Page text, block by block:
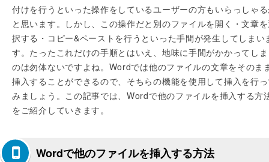
付けを行うといった操作をしているユーザーの方もいらっしゃ
と思います。しかし、この操作だと別のファイルを開く・文章
択する・コピー&ペーストを行うといった手間が発生してしまい
す。たったこれだけの手順とはいえ、地味に手間がかかってし
のは勿体ないですよね。Wordでは他のファイルの文章をそのま
挿入することができるので、そちらの機能を使用して挿入を行
みましょう。この記事では、Wordで他のファイルを挿入する方
をご紹介していきます。
Wordで他のファイルを挿入する方法